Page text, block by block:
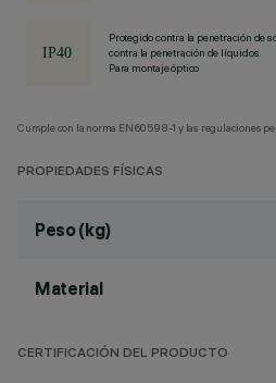
Protegido contra la penetración de
contra la penetración de líquidos.
Para montaje óptico
Cumple con la norma EN60598-1 y las regulaciones
PROPIEDADES FÍSICAS
Peso (kg)
Material
CERTIFICACIÓN DEL PRODUCTO